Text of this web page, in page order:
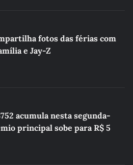
fotos das férias com
e Jay-Z
acumula nesta segunda-
principal sobe para R$ 5